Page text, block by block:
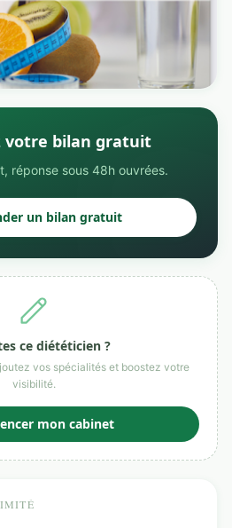
votre bilan gratuit
réponse sous 48h ouvrées.
un bilan gratuit
ce diététicien ?
vos spécialités et boostez votre
visibilité.
mon cabinet